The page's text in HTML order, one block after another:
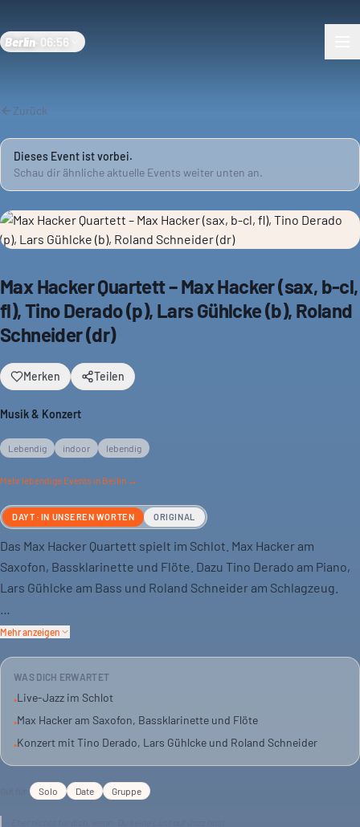
Berlin 06:56
Zurück
Dieses Event ist vorbei.
Schau dir ähnliche aktuelle Events weiter unten an.
Max Hacker Quartett – Max Hacker (sax, b-cl,
fl), Tino Derado (p), Lars Gühlcke (b), Roland
Schneider (dr)
Merken Teilen
Musik & Konzert
Lebendig indoor lebendig
Mehr lebendige Events in Berlin →
DAYT · IN UNSEREN WORTEN ORIGINAL
Das Max Hacker Quartett spielt im Schlot. Max Hacker am
Saxofon, Bassklarinette und Flöte. Dazu Tino Derado am Piano,
Lars Gühlcke am Bass und Roland Schneider am Schlagzeug.
Das Schlot ist bekannt für Jazz. Hier gibt es Live-Musik in
schätzen.
Komm vorbei, wenn du Jazz magst. Das Quartett liefert den
Mehr anzeigen
WAS DICH ERWARTET
•Live-Jazz im Schlot
•Max Hacker am Saxofon, Bassklarinette und Flöte
•Konzert mit Tino Derado, Lars Gühlcke und Roland Schneider
Solo Date Gruppe